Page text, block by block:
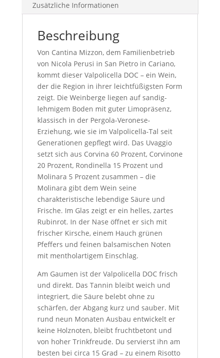
Zusätzliche Informationen
Beschreibung
Von Cantina Mizzon, dem Familienbetrieb
von Nicola Perusi in San Pietro in Cariano,
kommt dieser Valpolicella DOC – ein Wein,
der die Region in ihrer leichtfüßigsten Form
zeigt. Die Weinberge liegen auf sandig-
lehmigem Boden mit guter Limopräsenz,
klassisch in der Pergola-Veronese-
Erziehung, wie sie im Valpolicella-Tal seit
Generationen gepflegt wird. Das Uvaggio
setzt sich aus Corvina 60 Prozent, Corvinone
20 Prozent, Rondinella 15 Prozent und
Molinara 5 Prozent zusammen – die
Molinara gibt dem Wein seine
charakteristische lebendige Säure und
Frische. Im Glas zeigt er ein helles, zartes
Rubinrot. In der Nase öffnet er sich mit
frischer Kirsche, einem Hauch grünen
Pfeffers und feinen balsamischen Noten
mit mentholartigem Einschlag.
Am Gaumen ist der Valpolicella DOC frisch
und direkt. Das Tannin bleibt weich und
integriert, die Säure belebt ohne zu
schärfen, der Abgang kurz und sauber. Mit
rund neun Monaten Ausbau entwickelt er
keine Holznoten, bleibt fruchtbetont und
von hoher Trinkfreude. Du servierst ihn am
besten bei circa 15 Grad – zu einem Risotto